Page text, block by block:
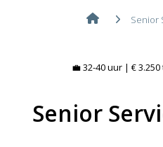
Senior
💼 32-40 uur | €
Senior